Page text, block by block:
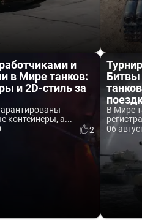
и
в Мире танков:
и 2D-стиль за
контейнеры, а...
2
Битвы
В Мире
06